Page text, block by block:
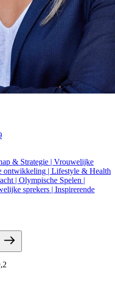
& Strategie | Vrouwelijke
ontwikkeling | Lifestyle & Health
| Olympische Spelen |
sprekers | Inspirerende